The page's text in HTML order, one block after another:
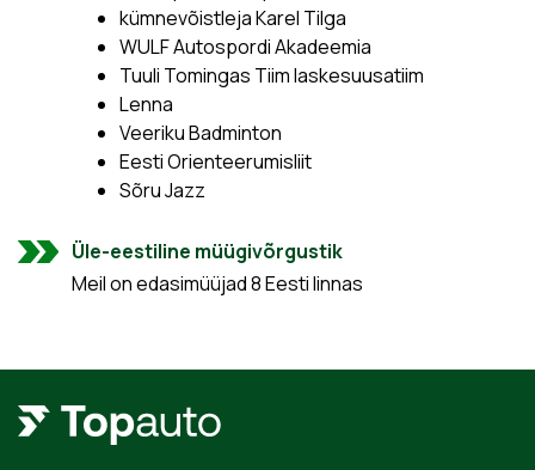
kümnevõistleja Karel Tilga
WULF Autospordi Akadeemia
Tuuli Tomingas Tiim laskesuusatiim
Lenna
Veeriku Badminton
Eesti Orienteerumisliit
Sõru Jazz
Üle-eestiline müügivõrgustik
Meil on edasimüüjad 8 Eesti linnas